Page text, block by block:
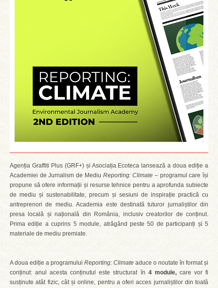
Agenția Graffiti Plus (GRF+) și Asociația Ecoteca lansează a doua ediție a
Academiei de Jurnalism de Mediu Reporting: Climate – programul care își
propune să ofere informații și resurse tehnice pentru a aprofunda subiecte
de mediu și sustenabilitate, precum și sesiuni de inspirație practică cu
antreprenori de mediu. Academia este destinată tuturor jurnaliștilor din
presa locală și națională din România, inclusiv creatorilor de conținut.
Prima ediție a cuprins 5 module, atrăgând peste 50 de participanți și 5
materiale de mediu premiate.
A doua ediție a programului Reporting: Climate aduce o noutate în format și
conținut: anul acesta conținutul este structurat în 4 module, care vor fi
susținute atât fizic, cât și online, pentru a oferi acces jurnaliștilor din toată